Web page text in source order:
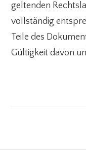
geltenden
vollständig
Teile des
Gültigkeit davon